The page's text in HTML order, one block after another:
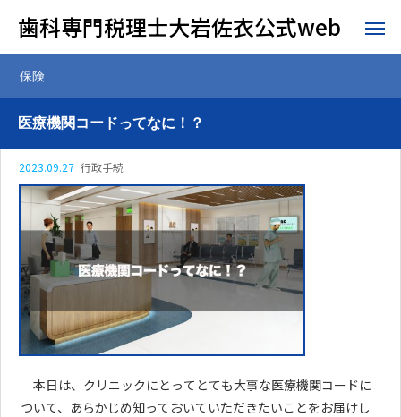
歯科専門税理士大岩佐衣公式web
保険
医療機関コードってなに！？
2023.09.27 行政手続
本日は、クリニックにとってとても大事な医療機関コードに
ついて、あらかじめ知っておいていただきたいことをお届けし